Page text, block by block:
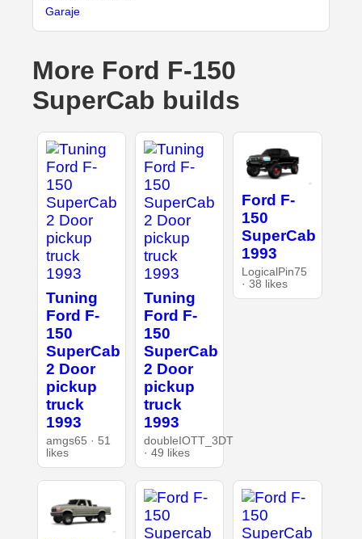
Garaje
More Ford F-150
SuperCab builds
Tuning
Ford F-
150
SuperCab
2 Door
pickup
truck
1993
amgs65 · 51
likes
Tuning
Ford F-
150
SuperCab
2 Door
pickup
truck
1993
doubleIOTT_3DT
· 49 likes
Ford F-
150
SuperCab
1993
LogicalPin75
· 38 likes